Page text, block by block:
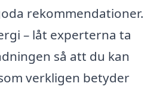
rekommendationer.
– låt experterna ta
så att du kan
verkligen betyder